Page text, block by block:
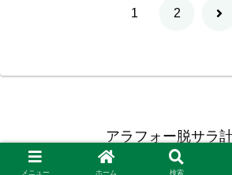
1 2 次
アラフォー脱サラ
Copyright © 2015-2026 アラフォー脱サラ計
メニュー ホーム 検索